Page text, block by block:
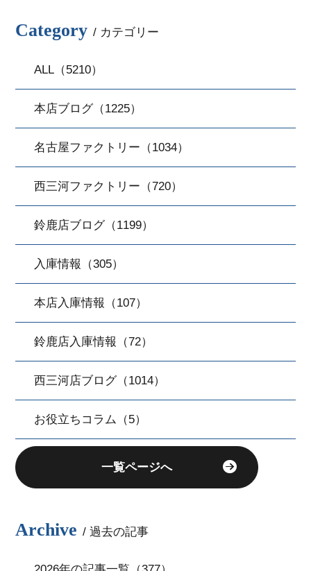
Category / カテゴリー
ALL（5210）
本店ブログ（1225）
名古屋ファクトリー（1034）
西三河ファクトリー（720）
鈴鹿店ブログ（1199）
入庫情報（305）
本店入庫情報（107）
鈴鹿店入庫情報（72）
西三河店ブログ（1014）
お役立ちコラム（5）
一覧ページへ
Archive / 過去の記事